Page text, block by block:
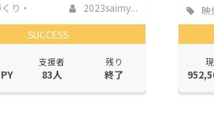
り・
2023saimy...
SUCCESS
支援者
83人
残り
終了
映